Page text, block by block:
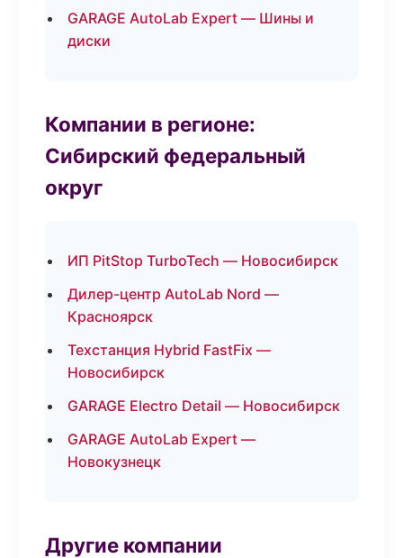
GARAGE AutoLab Expert — Шины и
диски
Компании в регионе:
Сибирский федеральный
округ
ИП PitStop TurboTech — Новосибирск
Дилер-центр AutoLab Nord —
Красноярск
Техстанция Hybrid FastFix —
Новосибирск
GARAGE Electro Detail — Новосибирск
GARAGE AutoLab Expert —
Новокузнецк
Другие компании